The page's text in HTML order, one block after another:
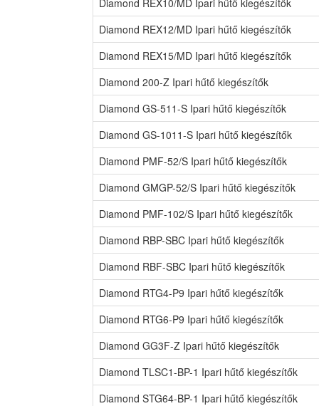
Diamond REX12/MD Ipari hűtő kiegészítők
Diamond REX15/MD Ipari hűtő kiegészítők
Diamond 200-Z Ipari hűtő kiegészítők
Diamond GS-511-S Ipari hűtő kiegészítők
Diamond GS-1011-S Ipari hűtő kiegészítők
Diamond PMF-52/S Ipari hűtő kiegészítők
Diamond GMGP-52/S Ipari hűtő kiegészítők
Diamond PMF-102/S Ipari hűtő kiegészítők
Diamond RBP-SBC Ipari hűtő kiegészítők
Diamond RBF-SBC Ipari hűtő kiegészítők
Diamond RTG4-P9 Ipari hűtő kiegészítők
Diamond RTG6-P9 Ipari hűtő kiegészítők
Diamond GG3F-Z Ipari hűtő kiegészítők
Diamond TLSC1-BP-1 Ipari hűtő kiegészítők
Diamond STG64-BP-1 Ipari hűtő kiegészítők